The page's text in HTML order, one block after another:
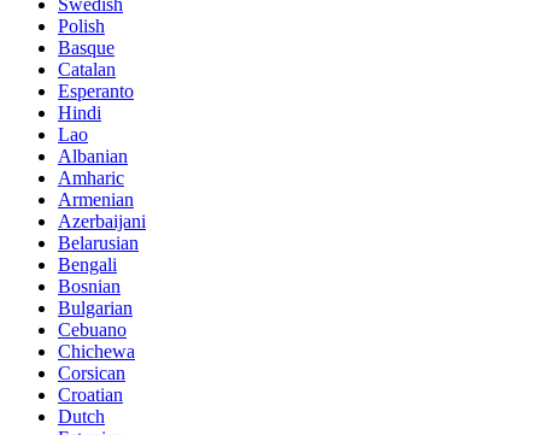
Swedish
Polish
Basque
Catalan
Esperanto
Hindi
Lao
Albanian
Amharic
Armenian
Azerbaijani
Belarusian
Bengali
Bosnian
Bulgarian
Cebuano
Chichewa
Corsican
Croatian
Dutch